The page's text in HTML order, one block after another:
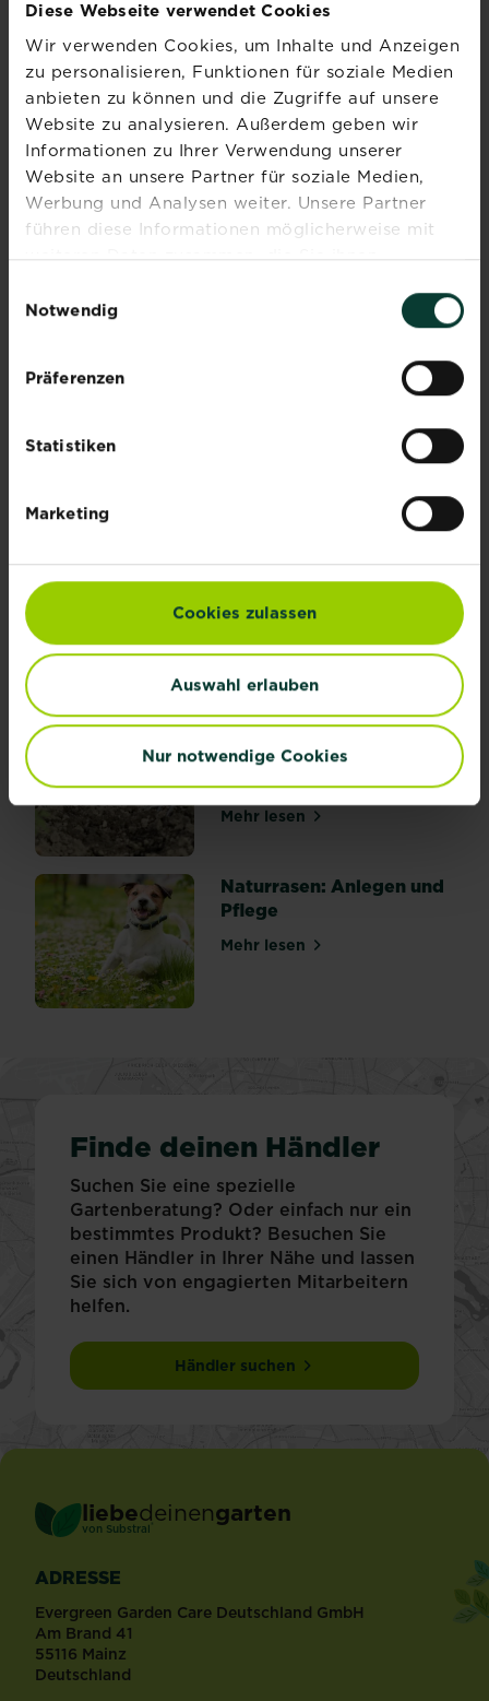
Diese Webseite verwendet Cookies
Wir verwenden Cookies, um Inhalte und Anzeigen
zu personalisieren, Funktionen für soziale Medien
anbieten zu können und die Zugriffe auf unsere
Website zu analysieren. Außerdem geben wir
Informationen zu Ihrer Verwendung unserer
Website an unsere Partner für soziale Medien,
Werbung und Analysen weiter. Unsere Partner
führen diese Informationen möglicherweise mit
weiteren Daten zusammen, die Sie ihnen
Nutzung der Dienste gesammelt haben.
Notwendig
Präferenzen
Statistiken
Marketing
Cookies zulassen
Auswahl erlauben
Nur notwendige Cookies
über Rasen ebnen: So gleichst du
Rasenkrankheiten
erkennen, behandeln und
vorbeugen
Mehr lesenüber Rasenkrankheiten
über 7 Tipps für einen
Zeolith: Wasser- und
Nährstoffspeicher
Mehr lesenüber Zeolith: Wasser-
Gemüsebeet winterfest
machen: Tipps &
Anleitung
Mehr lesenüber Gemüsebeet
Naturrasen: Anlegen und
Pflege
Mehr lesenüber Naturrasen: Anlegen
Finde deinen Händler
Suchen Sie eine spezielle
Gartenberatung? Oder einfach nur ein
bestimmtes Produkt? Besuchen Sie
einen Händler in Ihrer Nähe und lassen
Sie sich von engagierten Mitarbeitern
helfen.
Händler suchen
liebedeinengarten
von Substral ®
ADRESSE
Evergreen Garden Care Deutschland GmbH
Am Brand 41
55116 Mainz
Deutschland